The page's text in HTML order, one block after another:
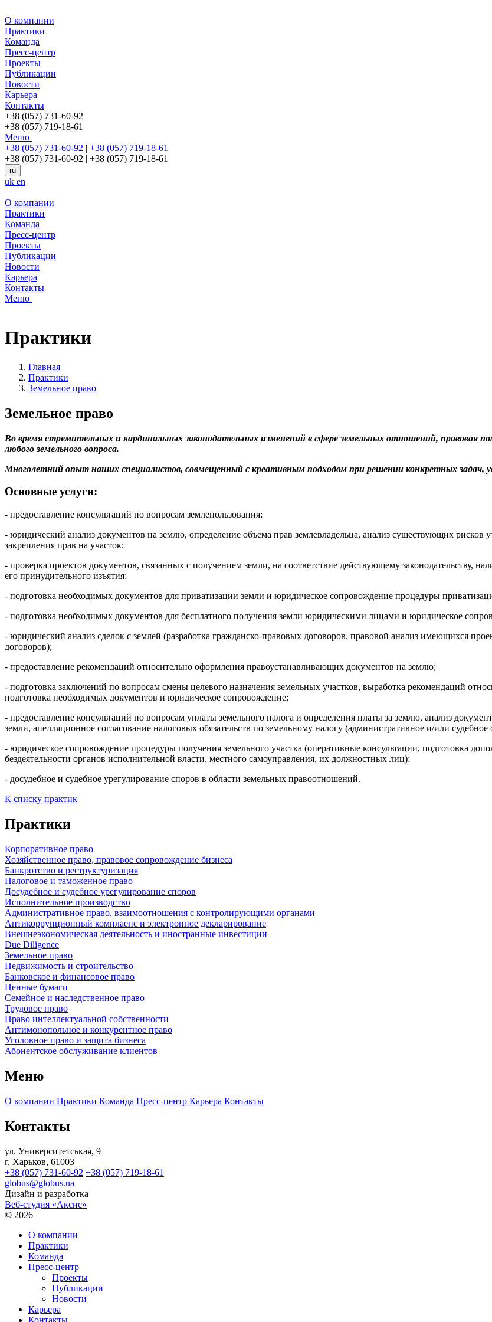
О компании
Практики
Команда
Пресс-центр
Проекты
Публикации
Новости
Карьера
Контакты
+38 (057) 731-60-92
+38 (057) 719-18-61
Меню
+38 (057) 731-60-92 | +38 (057) 719-18-61
+38 (057) 731-60-92 | +38 (057) 719-18-61
ru
uk en
О компании
Практики
Команда
Пресс-центр
Проекты
Публикации
Новости
Карьера
Контакты
Меню
Практики
Главная
Практики
Земельное право
Земельное право
Во время стремительных и кардинальных законодательных изменений в сфере земельных отношений, правовая
любого земельного вопроса.
Многолетний опыт наших специалистов, совмещенный с креативным подходом при решении конкретных задач,
Основные услуги:
- предоставление консультаций по вопросам землепользования;
- юридический анализ документов на землю, определение объема прав землевладельца, анализ существующих рисков
закрепления прав на участок;
- проверка проектов документов, связанных с получением земли, на соответствие действующему законодательству,
его принудительного изъятия;
- подготовка необходимых документов для приватизации земли и юридическое сопровождение процедуры
- подготовка необходимых документов для бесплатного получения земли юридическими лицами и юридическое
- юридический анализ сделок с землей (разработка гражданско-правовых договоров, правовой анализ имеющихся
договоров);
- предоставление рекомендаций относительно оформления правоустанавливающих документов на землю;
- подготовка заключений по вопросам смены целевого назначения земельных участков, выработка рекомендаций
подготовка необходимых документов и юридическое сопровождение;
- предоставление консультаций по вопросам уплаты земельного налога и определения платы за землю, анализ
земли, апелляционное согласование налоговых обязательств по земельному налогу (административное и/или
- юридическое сопровождение процедуры получения земельного участка (оперативные консультации, подготовка
бездеятельности органов исполнительной власти, местного самоуправления, их должностных лиц);
- досудебное и судебное урегулирование споров в области земельных правоотношений.
К списку практик
Практики
Корпоративное право
Хозяйственное право, правовое сопровождение бизнеса
Банкротство и реструктуризация
Налоговое и таможенное право
Досудебное и судебное урегулирование споров
Исполнительное производство
Административное право, взаимоотношения с контролирующими органами
Антикоррупционный комплаенс и электронное декларирование
Внешнеэкономическая деятельность и иностранные инвестиции
Due Diligence
Земельное право
Недвижимость и строительство
Банковское и финансовое право
Ценные бумаги
Семейное и наследственное право
Трудовое право
Право интеллектуальной собственности
Антимонопольное и конкурентное право
Уголовное право и защита бизнеса
Абонентское обслуживание клиентов
Меню
О компании Практики Команда Пресс-центр Карьера Контакты
Контакты
ул. Университетськая, 9
г. Харьков, 61003
+38 (057) 731-60-92 +38 (057) 719-18-61
globus@globus.ua
Дизайн и разработка
Веб-студия «Аксис»
© 2026
О компании
Практики
Команда
Пресс-центр
Проекты
Публикации
Новости
Карьера
Контакты